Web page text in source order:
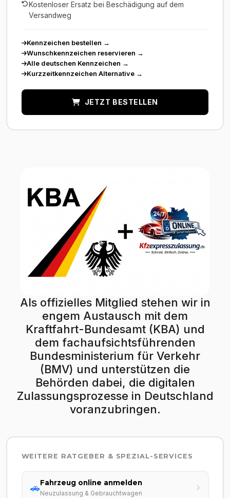
Kostenloser Ersatz bei Beschädigung auf dem
Versandweg
Kennzeichen bestellen →
Wunschkennzeichen reservieren →
Alle deutschen Kennzeichen →
Kurzzeitkennzeichen Alternative →
JETZT BESTELLEN
Als offizielles Mitglied stehen wir in
engem Austausch mit dem
Kraftfahrt-Bundesamt (KBA) und
dem fachaufsichtsführenden
Bundesministerium für Verkehr
(BMV) und unterstützen die
Behörden dabei, die digitalen
Zulassungsprozesse in Deutschland
voranzubringen.
WEITERE RATGEBER & SPEZIAL-SERVICES
🚗Fahrzeug online anmelden
Neuzulassung & Gebrauchtwagen